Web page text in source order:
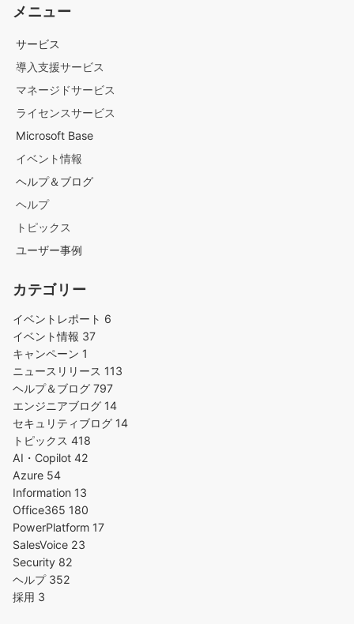
メニュー
サービス
導入支援サービス
マネージドサービス
ライセンスサービス
Microsoft Base
イベント情報
ヘルプ＆ブログ
ヘルプ
トピックス
ユーザー事例
カテゴリー
イベントレポート 6
イベント情報 37
キャンペーン 1
ニュースリリース 113
ヘルプ＆ブログ 797
エンジニアブログ 14
セキュリティブログ 14
トピックス 418
AI・Copilot 42
Azure 54
Information 13
Office365 180
PowerPlatform 17
SalesVoice 23
Security 82
ヘルプ 352
採用 3